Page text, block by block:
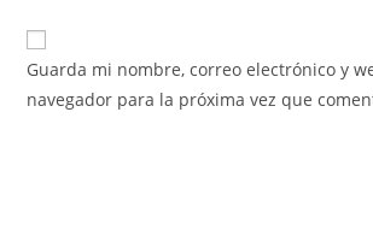
Guarda mi nombre, correo electrónico y
navegador para la próxima vez que